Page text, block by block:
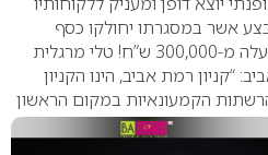
אשר במסגרתו יחולקו כסף
ש”ח!
טלי מרגלית
“קניון רמת אביב, הינו הקניון
הקמעונאיות במקום הראשון